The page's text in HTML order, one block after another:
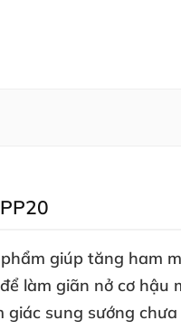
giúp tăng ham
để làm giãn nở cơ hậu
giác sung sướng